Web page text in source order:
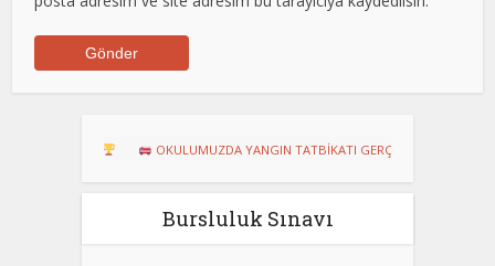
OKULUMUZDA YANGIN TATBİKATI GERÇEKLEŞTİRİLDİ
Bursluluk Sınavı